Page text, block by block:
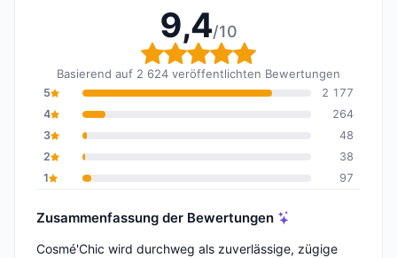
9,4/10
Gesamtbewertung: 9,4
Basierend auf 2 624 veröffentlichten Bewertungen
5
2 177
4
264
3
48
2
38
1
97
Zusammenfassung der Bewertungen
Cosmé'Chic wird durchweg als zuverlässige, zügige